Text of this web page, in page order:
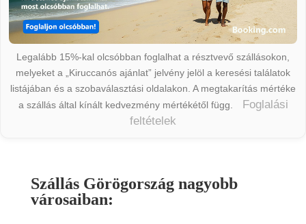
Legalább 15%-kal olcsóbban foglalhat a résztvevő szállásokon,
melyeket a „Kiruccanós ajánlat” jelvény jelöl a keresési találatok
listájában és a szobaválasztási oldalakon. A megtakarítás mértéke
a szállás által kínált kedvezmény mértékétől függ.
Foglalási
feltételek
Szállás Görögország nagyobb
városaiban: